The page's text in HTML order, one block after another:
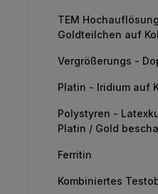
TEM
Goldteilchen auf
Vergrößerungs -
Platin - Iridium auf
Polystyren -
Platin / Gold
Ferritin
Kombiniertes